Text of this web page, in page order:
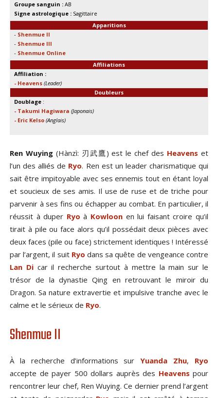
Groupe sanguin : AB
Signe astrologique : Sagittaire
Apparitions
- Shenmue II
- Shenmue III
- Shenmue Online
Affiliations
Affiliation :
- Heavens (Leader)
Doubleurs
Doublage :
- Takumi Hagiwara (Japonais)
- Eric Kelso (Anglais)
Ren Wuying (Hànzì: 刃武鷹) est le chef des Heavens et
l’un des alliés de Ryo. Ren est un leader charismatique qui
sait être impitoyable avec ses ennemis tout en étant loyal
et soucieux de ses amis. Il use de ruse et de triche pour
parvenir à ses fins ou échapper au combat. En particulier, il
réussit à duper Ryo à Kowloon en lui faisant croire qu’il
tirait à pile ou face alors qu’il possédait deux pièces avec
deux faces (pile ou face) strictement identiques ! Intéressé
par l’argent, il suit Ryo dans sa quête de vengeance contre
Lan Dicar il recherche surtout à mettre la main sur le
trésor de la dynastie Qing en retrouvant le miroir du
Dragon. Sa nature extravertie et impulsive tranche avec le
calme et le sérieux de Ryo.
Shenmue II
À la recherche d’informations surYuanda Zhu, Ryo
accepte de payer 500 dollars auprès des Heavens pour
rencontrer leur chef, Ren Wuying. Ce dernier prend l’argent